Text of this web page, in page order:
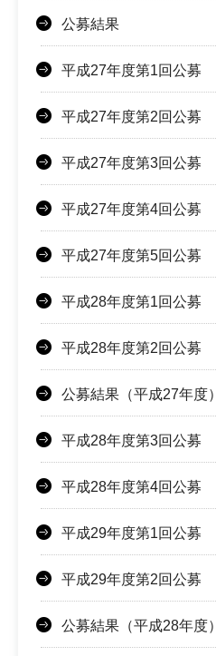
公募結果
平成27年度第1回公募
平成27年度第2回公募
平成27年度第3回公募
平成27年度第4回公募
平成27年度第5回公募
平成28年度第1回公募
平成28年度第2回公募
公募結果（平成27年度）
平成28年度第3回公募
平成28年度第4回公募
平成29年度第1回公募
平成29年度第2回公募
公募結果（平成28年度）